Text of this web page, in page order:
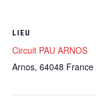
LIEU
Circuit PAU ARNOS
Arnos, 64048 France